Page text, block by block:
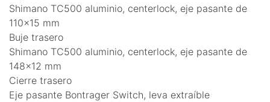
Shimano TC500 aluminio, centerlock, eje pasante de
110x15 mm
Buje trasero
Shimano TC500 aluminio, centerlock, eje pasante de
148x12 mm
Cierre trasero
Eje pasante Bontrager Switch, leva extraíble